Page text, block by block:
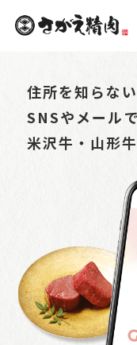
住所を知らな
SNSやメール
米沢牛・山形